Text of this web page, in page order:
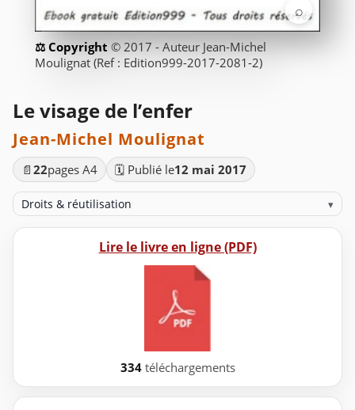
⌕
© 2017 - Auteur Jean-Michel
Moulignat (Ref : Edition999-2017-2081-2)
Le visage de l’enfer
Jean-Michel Moulignat
📄 22pages A4 🗓️ Publié le12 mai 2017
Droits & réutilisation ▾
Lire le livre en ligne (PDF)
334téléchargements